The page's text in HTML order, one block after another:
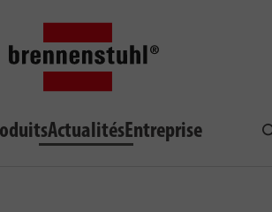
ActualitésEntreprise